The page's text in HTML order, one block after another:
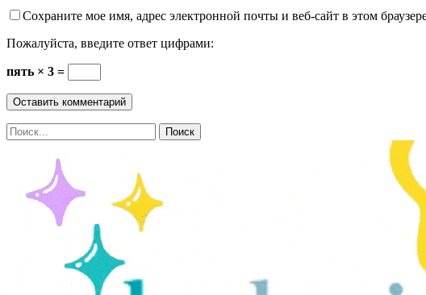
Сохраните мое имя, адрес электронной почты и веб-сайт в этом
Пожалуйста, введите ответ цифрами:
пять × 3 =